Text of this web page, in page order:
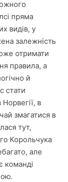
пряма
видів, у
залежність
отримати
правила, а
й
стати
в
змагатися в
тут,
Корольчука
але
команді